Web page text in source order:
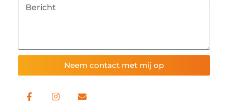
Neem contact met mij op